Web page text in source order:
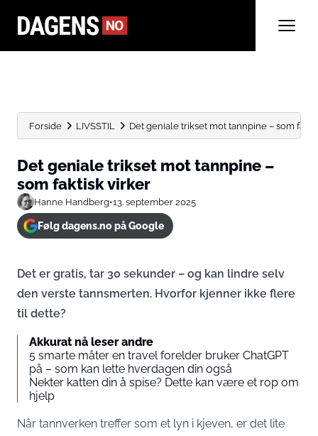
Forside LIVSSTIL Det geniale trikset mot tannpine – som
Det geniale trikset mot tannpine –
som faktisk virker
Hanne Handberg•13. september 2025
Følg dagens.no på Google
Det er gratis, tar 30 sekunder – og kan lindre selv
den verste tannsmerten. Hvorfor kjenner ikke flere
til dette?
Akkurat nå leser andre
5 smarte måter en travel forelder bruker ChatGPT
på – som kan lette hverdagen din også
Nekter katten din å spise? Dette kan være et rop om
hjelp
Når tannverken treffer som et lyn i kjeven, er det lite